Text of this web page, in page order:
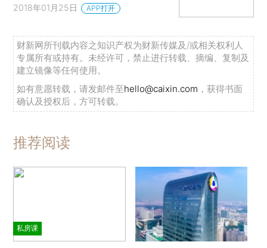
2018年01月25日 APP打开
财新网所刊载内容之知识产权为财新传媒及/或相关权利人
专属所有或持有。未经许可，禁止进行转载、摘编、复制及
建立镜像等任何使用。
如有意愿转载，请发邮件至hello@caixin.com ，获得书面
确认及授权后，方可转载。
推荐阅读
私房课